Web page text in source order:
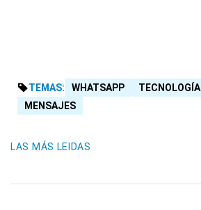
TEMAS: WHATSAPP TECNOLOGÍA
MENSAJES
LAS MÁS LEIDAS